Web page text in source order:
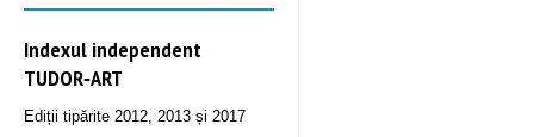
Indexul independent
TUDOR‑ART
Ediții tipărite 2012, 2013 și 2017